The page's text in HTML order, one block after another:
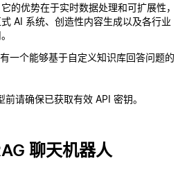
的优势在于实时数据处理和可扩展性，
AI 系统、创造性内容生成以及各行业
一个能够基于自定义知识库回答问题的
前请确保已获取有效 API 密钥。
聊天机器人